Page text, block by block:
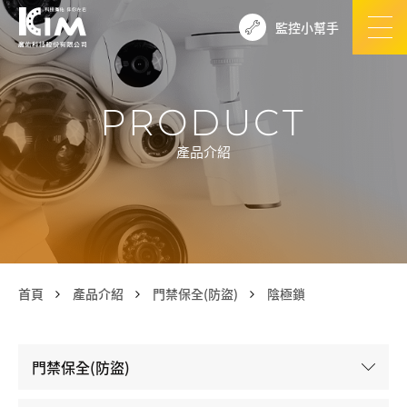
監控小幫手
PRODUCT
產品介紹
首頁 產品介紹 門禁保全(防盜) 陰極鎖